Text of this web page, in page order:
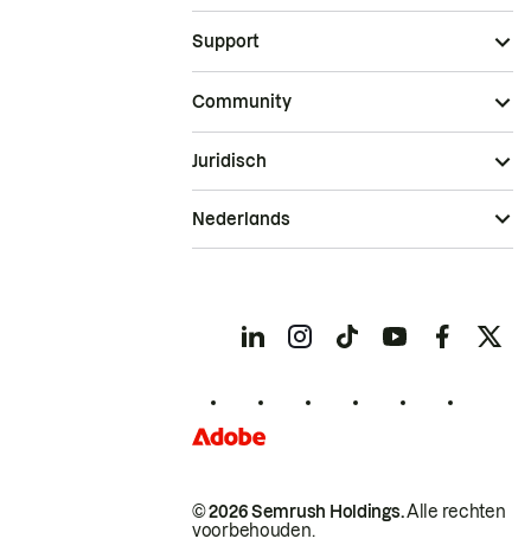
Support
Community
© 2026 Semrush Holdings.Alle rechten
voorbehouden.
Juridisch
Nederlands